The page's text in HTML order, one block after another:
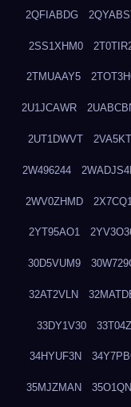
2QFIABDG
2SS1XHM0
2TMUAAY5
2U1JCAWR
2UT1DWVT
2W496244
2WV0ZHMD
2YT95AO1
30D5VUM9
32AT2VLN
33DY1V30
34HYUF3N
35MJZMAN